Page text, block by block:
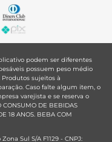
podem ser diferentes
possuem peso médio
sujeitos à
Caso falte algum item, o
varejista e se reserva o
DE BEBIDAS
18 ANOS. BEBA COM
Sul S/A F1129 - CNPJ: